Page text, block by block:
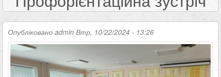
Опубліковано admin Втр, 10/22/2024 - 13:26